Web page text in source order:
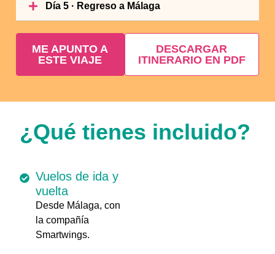
Día 5 · Regreso a Málaga
ME APUNTO A
ESTE VIAJE
DESCARGAR
ITINERARIO EN PDF
¿Qué tienes incluido?
Vuelos de ida y
vuelta
Desde Málaga, con
la compañía
Smartwings.